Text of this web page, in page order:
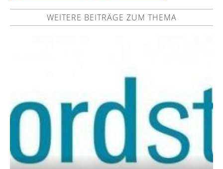
WEITERE BEITRÄGE ZUM THEMA